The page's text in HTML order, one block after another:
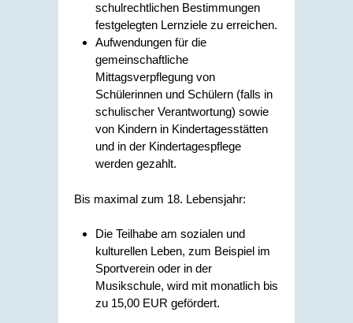
schulrechtlichen Bestimmungen
festgelegten Lernziele zu erreichen.
Aufwendungen für die
gemeinschaftliche
Mittagsverpflegung von
Schülerinnen und Schülern (falls in
schulischer Verantwortung) sowie
von Kindern in Kindertagesstätten
und in der Kindertagespflege
werden gezahlt.
Bis maximal zum 18. Lebensjahr:
Die Teilhabe am sozialen und
kulturellen Leben, zum Beispiel im
Sportverein oder in der
Musikschule, wird mit monatlich bis
zu 15,00 EUR gefördert.